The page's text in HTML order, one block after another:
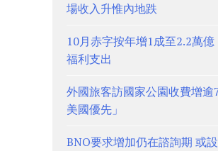
場收入升惟內地跌
10月赤字按年增1成至2.2萬
福利支出
外國旅客訪國家公園收費增逾
美國優先」
BNO要求增加仍在諮詢期 或